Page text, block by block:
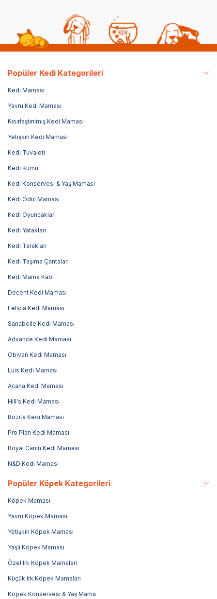
Popüler Kedi Kategorileri
Kedi Maması
Yavru Kedi Maması
Kısırlaştırılmış Kedi Maması
Yetişkin Kedi Maması
Kedi Tuvaleti
Kedi Kumu
Kedi Konservesi & Yaş Maması
Kedi Ödül Maması
Kedi Oyuncakları
Kedi Yatakları
Kedi Tarakları
Kedi Taşıma Çantaları
Kedi Mama Kabı
Decent Kedi Maması
Felicia Kedi Maması
Sanabelle Kedi Maması
Advance Kedi Maması
Obivan Kedi Maması
Luis Kedi Maması
Acana Kedi Maması
Hill's Kedi Maması
Bozita Kedi Maması
Pro Plan Kedi Maması
Royal Canin Kedi Maması
N&D Kedi Maması
Popüler Köpek Kategorileri
Köpek Maması
Yavru Köpek Maması
Yetişkin Köpek Maması
Yaşlı Köpek Maması
Özel Irk Köpek Mamaları
Küçük Irk Köpek Mamaları
Köpek Konservesi & Yaş Mama